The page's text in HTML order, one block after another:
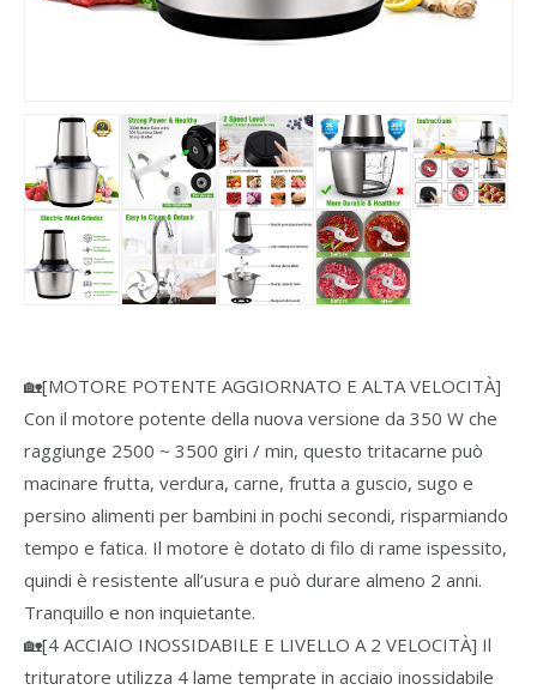
🏡[MOTORE POTENTE AGGIORNATO E ALTA VELOCITÀ]
Con il motore potente della nuova versione da 350 W che
raggiunge 2500 ~ 3500 giri / min, questo tritacarne può
macinare frutta, verdura, carne, frutta a guscio, sugo e
persino alimenti per bambini in pochi secondi, risparmiando
tempo e fatica. Il motore è dotato di filo di rame ispessito,
quindi è resistente all’usura e può durare almeno 2 anni.
Tranquillo e non inquietante.
🏡[4 ACCIAIO INOSSIDABILE E LIVELLO A 2 VELOCITÀ] Il
trituratore utilizza 4 lame temprate in acciaio inossidabile